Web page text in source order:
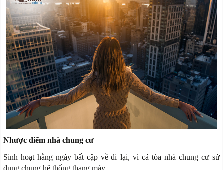
Nhược điểm nhà chung cư
Sinh hoạt hằng ngày bất cập về đi lại, vì cả tòa nhà chung cư sử
dụng chung hệ thống thang máy.